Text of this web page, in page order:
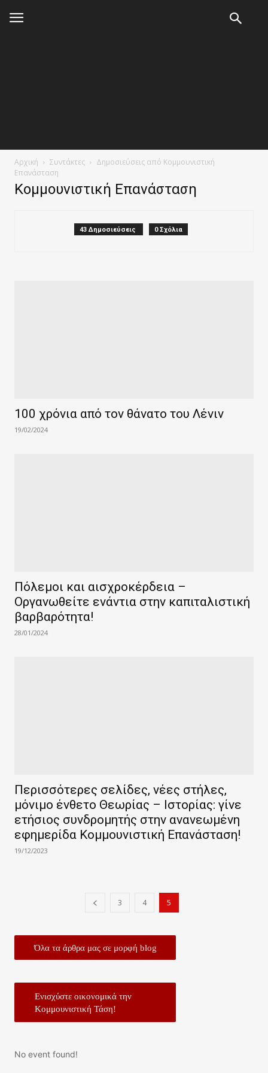
Αρχική Συντάκτες
Δημοσιεύσεις από Κομμουνιστική
Επανάσταση
Κομμουνιστική Επανάσταση
43 Δημοσιεύσεις 0 Σχόλια
100 χρόνια από τον θάνατο του Λένιν
19/02/2024
Πόλεμοι και αισχροκέρδεια –
Οργανωθείτε ενάντια στην καπιταλιστική
βαρβαρότητα!
28/01/2024
Περισσότερες σελίδες, νέες στήλες,
μόνιμο ένθετο Θεωρίας – Ιστορίας: γίνε
ετήσιος συνδρομητής στην ανανεωμένη
εφημερίδα Κομμουνιστική Επανάσταση!
19/12/2023
3 4 5
Όλα τα άρθρα μας σε μορφή blog
Ενισχύστε οικονομικά την
Κομμουνιστική Τάση!
No event found!